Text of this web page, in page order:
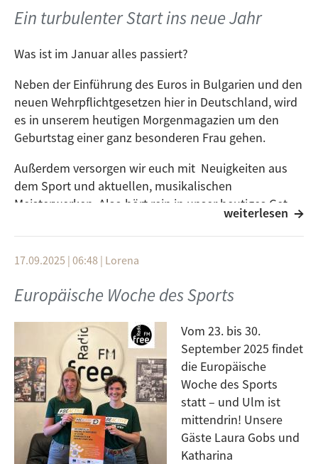
Ideen, neue Projekte, mehr Trainingsmöglichkeiten
Ein turbulenter Start ins neue Jahr
Was ist im Januar alles passiert?
Neben der Einführung des Euros in Bulgarien und den
neuen Wehrpflichtgesetzen hier in Deutschland, wird
es in unserem heutigen Morgenmagazien um den
Geburtstag einer ganz besonderen Frau gehen.
Außerdem versorgen wir euch mit Neuigkeiten aus
dem Sport und aktuellen, musikalischen
Meisterwerken. Also hört rein in unser heutiges Get
Up, von 10:00 - 12:00 Uhr und informiert euch über die
aktuellen, politischen und kulturellen Ereignisse aus
aller Welt.
Live auf der 102,6 MGZ oder bei uns in der
weiterlesen
17.09.2025 | 06:48 | Lorena
Europäische Woche des Sports
Vom 23. bis 30.
September 2025 findet
die Europäische
Woche des Sports
statt – und Ulm ist
mittendrin! Unsere
Gäste Laura Gobs und
Katharina